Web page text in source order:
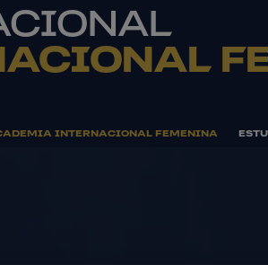
INTERNACIONAL FEMENINA